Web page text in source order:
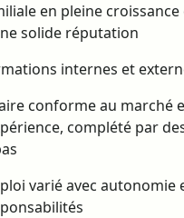
en pleine
solide réputation
internes et
conforme au marché
complété par
varié avec autonomie